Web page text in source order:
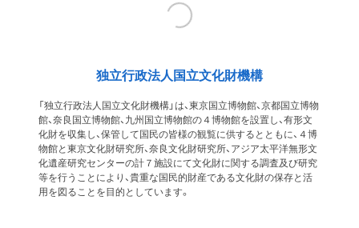
独立行政法人国立文化財機構
「独立行政法人国立文化財機構」は、東京国立博物館、京都国立博物
館、奈良国立博物館、九州国立博物館の４博物館を設置し、有形文
化財を収集し、保管して国民の皆様の観覧に供するとともに、４博
物館と東京文化財研究所、奈良文化財研究所、アジア太平洋無形文
化遺産研究センターの計７施設にて文化財に関する調査及び研究
等を行うことにより、貴重な国民的財産である文化財の保存と活
用を図ることを目的としています。